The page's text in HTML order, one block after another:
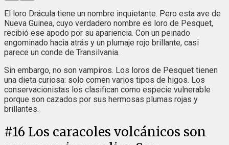
El loro Drácula tiene un nombre inquietante. Pero esta ave de
Nueva Guinea, cuyo verdadero nombre es loro de Pesquet,
recibió ese apodo por su apariencia. Con un peinado
engominado hacia atrás y un plumaje rojo brillante, casi
parece un conde de Transilvania.
Sin embargo, no son vampiros. Los loros de Pesquet tienen
una dieta curiosa: solo comen varios tipos de higos. Los
conservacionistas los clasifican como especie vulnerable
porque son cazados por sus hermosas plumas rojas y
brillantes.
#16 Los caracoles volcánicos son